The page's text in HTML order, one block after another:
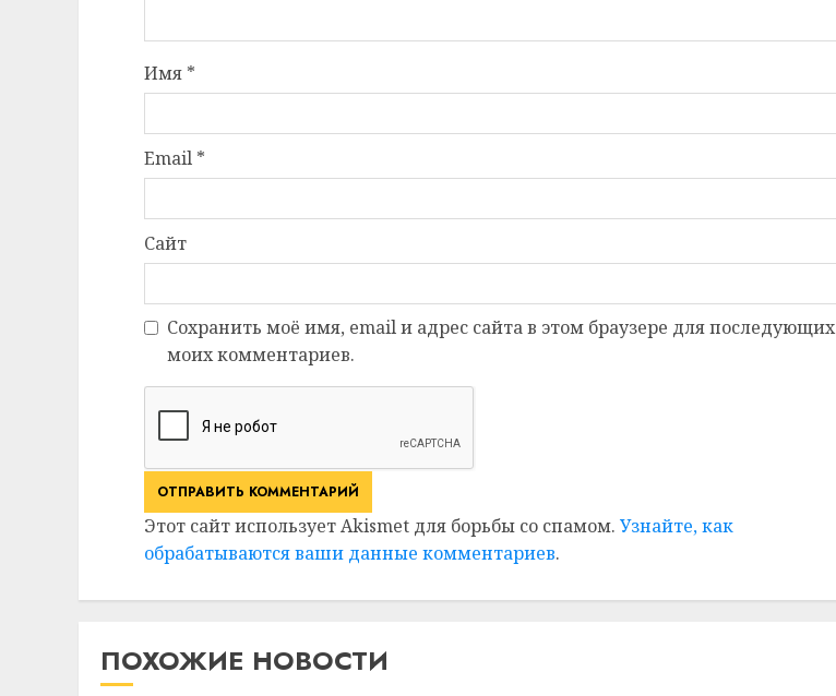
Имя *
Email *
Сайт
Сохранить моё имя, email и адрес сайта в этом браузере для последующих
моих комментариев.
Этот сайт использует Akismet для борьбы со спамом. Узнайте, как
обрабатываются ваши данные комментариев.
ПОХОЖИЕ НОВОСТИ